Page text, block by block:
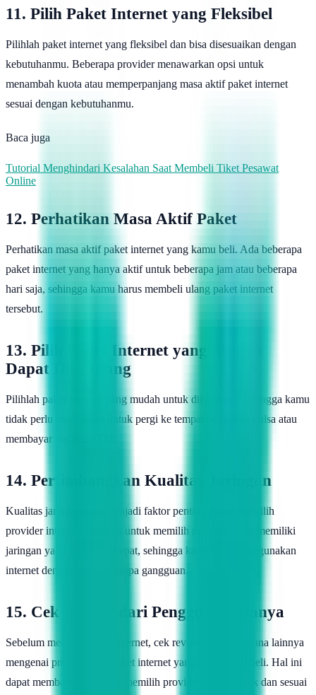
11. Pilih Paket Internet yang Fleksibel
Pilihlah paket internet yang fleksibel dan bisa disesuaikan dengan
kebutuhanmu. Beberapa provider menawarkan opsi untuk
menambah kuota atau memperpanjang masa aktif paket internet
sesuai dengan kebutuhanmu.
Baca juga
Tutorial Menghindari Kesalahan Saat Membeli Tiket Pesawat
Online
12. Perhatikan Masa Aktif Paket
Perhatikan masa aktif paket internet yang kamu beli. Ada beberapa
paket internet yang hanya aktif untuk beberapa jam atau beberapa
hari saja, sehingga kamu harus membeli ulang paket internet
tersebut.
13. Pilih Paket Internet yang Mudah
Dapat Diisi Ulang
Pilihlah paket internet yang mudah untuk diisi ulang, sehingga kamu
tidak perlu repot-repot untuk pergi ke tempat penjualan pulsa atau
membayar melalui ATM.
14. Pertimbangkan Kualitas Jaringan
Kualitas jaringan juga menjadi faktor penting dalam memilih
provider internet. Pastikan untuk memilih provider yang memiliki
jaringan yang stabil dan cepat, sehingga kamu bisa menggunakan
internet dengan nyaman tanpa gangguan.
15. Cek Review dari Pengguna Lainnya
Sebelum membeli paket internet, cek review dari pengguna lainnya
mengenai provider dan paket internet yang akan kamu beli. Hal ini
dapat membantumu untuk memilih provider yang terbaik dan sesuai